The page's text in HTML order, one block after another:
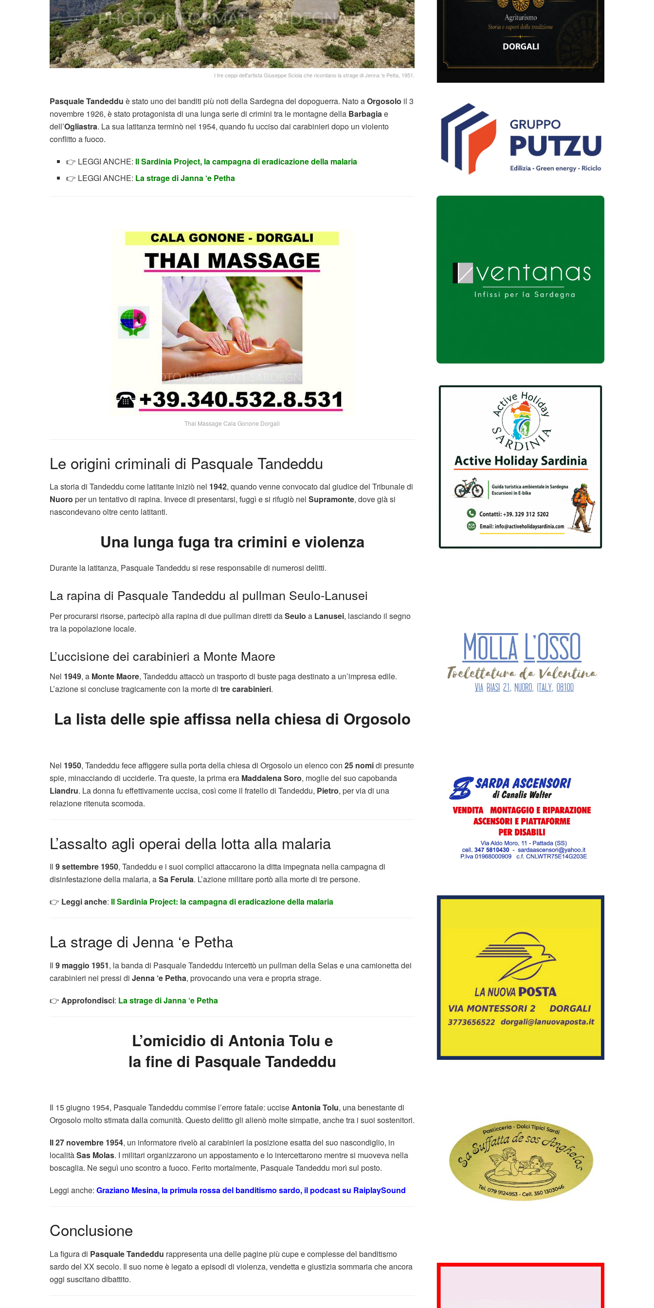
I tre ceppi dell'artista Giuseppe Sciola che ricordano la strage di Jenna 'e Petta, 1951.
Pasquale Tandeddu è stato uno dei banditi più noti della Sardegna del dopoguerra. Nato aOrgosolo il 3
novembre 1926, è stato protagonista di una lunga serie di crimini tra le montagne della Barbagiae
dell’Ogliastra. La sua latitanza terminò nel 1954, quando fu ucciso dai carabinieri dopo un violento
conflitto a fuoco.
👉 LEGGI ANCHE: Il Sardinia Project, la campagna di eradicazione della malaria
👉 LEGGI ANCHE: La strage di Janna ‘e Petha
Thai Massage Cala Gonone Dorgali
Le origini criminali di Pasquale Tandeddu
La storia di Tandeddu come latitante iniziò nel 1942, quando venne convocato dal giudice del Tribunale di
Nuoro per un tentativo di rapina. Invece di presentarsi, fuggì e si rifugiò nel Supramonte, dove già si
nascondevano oltre cento latitanti.
Una lunga fuga tra crimini e violenza
Durante la latitanza, Pasquale Tandeddu si rese responsabile di numerosi delitti.
La rapina di Pasquale Tandeddu al pullman Seulo-Lanusei
Per procurarsi risorse, partecipò alla rapina di due pullman diretti daSeulo a Lanusei, lasciando il segno
tra la popolazione locale.
L’uccisione dei carabinieri a Monte Maore
Nel 1949, a Monte Maore, Tandeddu attaccò un trasporto di buste paga destinato a un’impresa edile.
L’azione si concluse tragicamente con la morte di tre carabinieri.
La lista delle spie affissa nella chiesa di Orgosolo
Nel 1950, Tandeddu fece affiggere sulla porta della chiesa di Orgosolo un elenco con 25 nomidi presunte
spie, minacciando di ucciderle. Tra queste, la prima era Maddalena Soro, moglie del suo capobanda
Liandru. La donna fu effettivamente uccisa, così come il fratello di Tandeddu, Pietro, per via di una
relazione ritenuta scomoda.
L’assalto agli operai della lotta alla malaria
Il 9 settembre 1950, Tandeddu e i suoi complici attaccarono la ditta impegnata nella campagna di
disinfestazione della malaria, aSa Ferula. L’azione militare portò alla morte di tre persone.
👉 Leggi anche: Il Sardinia Project: la campagna di eradicazione della malaria
La strage di Jenna ‘e Petha
Il 9 maggio 1951, la banda di Pasquale Tandeddu intercettò un pullman della Selas e una camionetta dei
carabinieri nei pressi di Jenna ‘e Petha, provocando una vera e propria strage.
👉 Approfondisci: La strage di Janna ‘e Petha
L’omicidio di Antonia Tolu e
la fine di Pasquale Tandeddu
Il 15 giugno 1954, Pasquale Tandeddu commise l’errore fatale: ucciseAntonia Tolu, una benestante di
Orgosolo molto stimata dalla comunità. Questo delitto gli alienò molte simpatie, anche tra i suoi sostenitori.
Il 27 novembre 1954, un informatore rivelò ai carabinieri la posizione esatta del suo nascondiglio, in
localitàSas Molas. I militari organizzarono un appostamento e lo intercettarono mentre si muoveva nella
boscaglia. Ne seguì uno scontro a fuoco. Ferito mortalmente, Pasquale Tandeddu morì sul posto.
Leggi anche: Graziano Mesina, la primula rossa del banditismo sardo, il podcast su RaiplaySound
Conclusione
La figura di Pasquale Tandeddu rappresenta una delle pagine più cupe e complesse del banditismo
sardo del XX secolo. Il suo nome è legato a episodi di violenza, vendetta e giustizia sommaria che ancora
oggi suscitano dibattito.